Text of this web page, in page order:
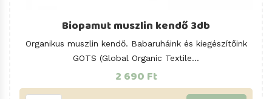
Biopamut muszlin kendő 3db
Organikus muszlin kendő. Babaruháink és kiegészítőink
GOTS (Global Organic Textile...
2 690 Ft